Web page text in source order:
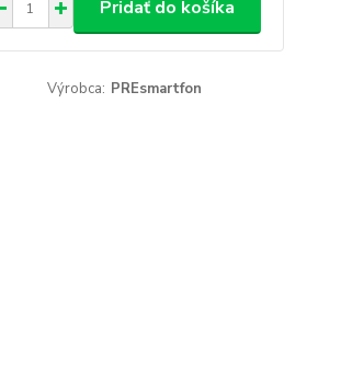
Pridať do košíka
Výrobca: PREsmartfon